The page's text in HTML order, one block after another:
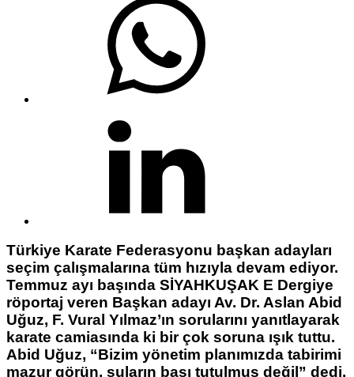
Türkiye Karate Federasyonu başkan adayları
seçim çalışmalarına tüm hızıyla devam ediyor.
Temmuz ayı başında SİYAHKUŞAK E Dergiye
röportaj veren Başkan adayı Av. Dr. Aslan Abid
Uğuz, F. Vural Yılmaz’ın sorularını yanıtlayarak
karate camiasında ki bir çok soruna ışık tuttu.
Abid Uğuz, “Bizim yönetim planımızda tabirimi
mazur görün, suların başı tutulmuş değil” dedi.